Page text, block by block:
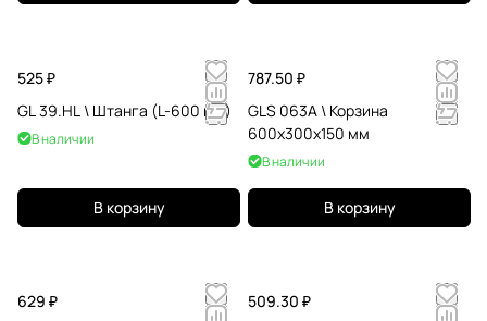
525 ₽
GL 39.HL \ Штанга (L-600 мм)
В наличии
В корзину
787.50 ₽
GLS 063A \ Корзина
600х300х150 мм
В наличии
В корзину
629 ₽
509.30 ₽